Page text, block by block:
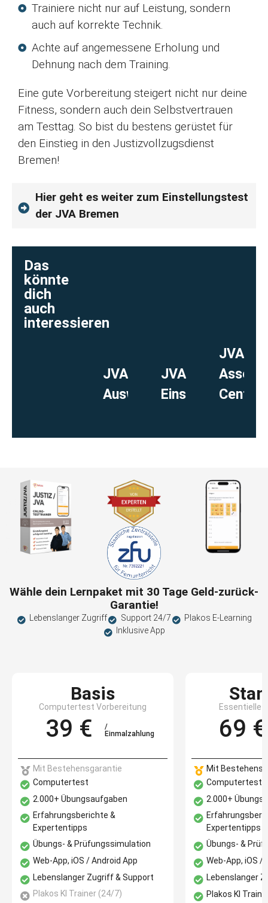
Trainiere nicht nur auf Leistung, sondern
auch auf korrekte Technik.
Achte auf angemessene Erholung und
Dehnung nach dem Training.
Eine gute Vorbereitung steigert nicht nur deine
Fitness, sondern auch dein Selbstvertrauen
am Testtag. So bist du bestens gerüstet für
den Einstieg in den Justizvollzugsdienst
Bremen!
Hier geht es weiter zum Einstellungstest
der JVA Bremen
Das
könnte
dich
auch
interessieren
JVA
Auswahlverfahren
JVA
Einstellungstest
JVA
Center
Wähle dein Lernpaket mit 30 Tage Geld-zurück-
Garantie!
Lebenslanger Zugriff Support 24/7
Plakos E-Learning
Inklusive App
Basis
Computertest Vorbereitung
39 €
/
Einmalzahlung
Mit Bestehensgarantie
Computertest
2.000+ Übungsaufgaben
Erfahrungsberichte &
Expertentipps​
Übungs- & Prüfungssimulation​
Web-App, iOS / Android App​
Lebenslanger Zugriff & Support​
Plakos KI Trainer (24/7)​
Essentielle
69 €
Mit
Computertest
2.000+
Expertentipps​
Übungs- &
Web-App, iOS /
Lebenslanger
Plakos KI